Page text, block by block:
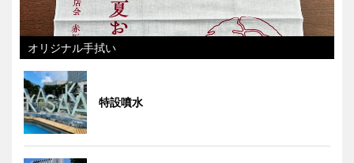
オリジナル手拭い
特設噴水